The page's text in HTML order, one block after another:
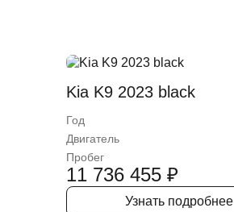
Kia K9 2023 black
Год
Двигатель
Пробег
11 736 455 ₽
Узнать подробнее